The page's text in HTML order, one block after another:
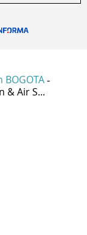
BOGOTA -
& Air S...